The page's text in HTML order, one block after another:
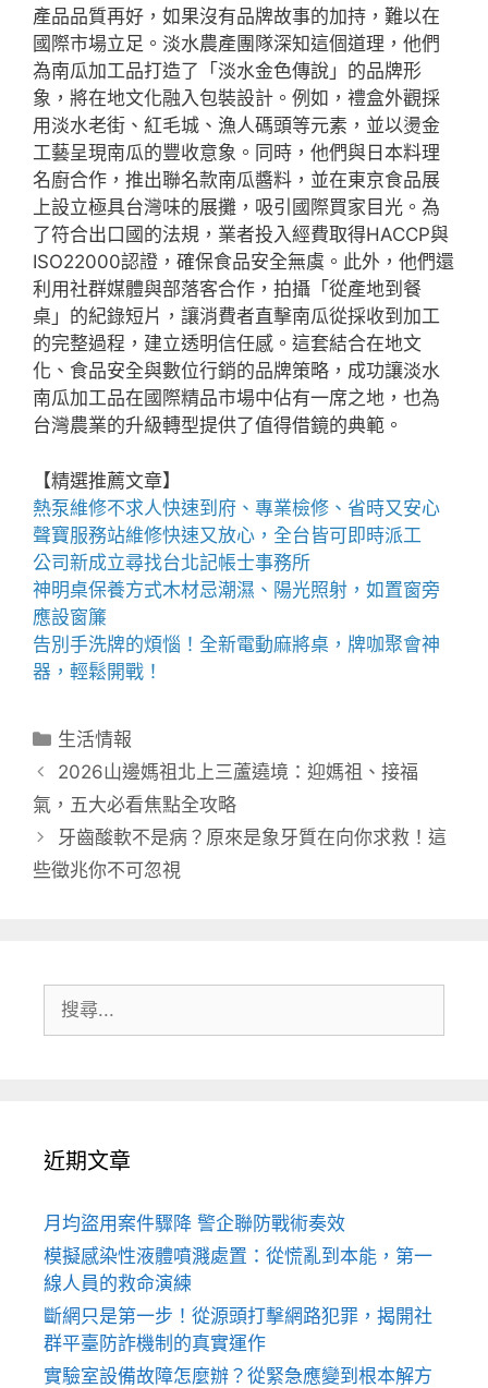
產品品質再好，如果沒有品牌故事的加持，難以在
國際市場立足。淡水農產團隊深知這個道理，他們
為南瓜加工品打造了「淡水金色傳說」的品牌形
象，將在地文化融入包裝設計。例如，禮盒外觀採
用淡水老街、紅毛城、漁人碼頭等元素，並以燙金
工藝呈現南瓜的豐收意象。同時，他們與日本料理
名廚合作，推出聯名款南瓜醬料，並在東京食品展
上設立極具台灣味的展攤，吸引國際買家目光。為
了符合出口國的法規，業者投入經費取得HACCP與
ISO22000認證，確保食品安全無虞。此外，他們還
利用社群媒體與部落客合作，拍攝「從產地到餐
桌」的紀錄短片，讓消費者直擊南瓜從採收到加工
的完整過程，建立透明信任感。這套結合在地文
化、食品安全與數位行銷的品牌策略，成功讓淡水
南瓜加工品在國際精品市場中佔有一席之地，也為
台灣農業的升級轉型提供了值得借鏡的典範。
【精選推薦文章】
熱泵維修不求人快速到府、專業檢修、省時又安心
聲寶服務站維修快速又放心，全台皆可即時派工
公司新成立尋找台北記帳士事務所
神明桌保養方式木材忌潮濕、陽光照射，如置窗旁
應設窗簾
告別手洗牌的煩惱！全新電動麻將桌 ，牌咖聚會神
器，輕鬆開戰！
分
類
生活情報
2026山邊媽祖北上三蘆遶境：迎媽祖、接福
氣，五大必看焦點全攻略
牙齒酸軟不是病？原來是象牙質在向你求救！這
些徵兆你不可忽視
尋:
近期文章
月均盜用案件驟降 警企聯防戰術奏效
模擬感染性液體噴濺處置：從慌亂到本能，第一
線人員的救命演練
斷網只是第一步！從源頭打擊網路犯罪，揭開社
群平臺防詐機制的真實運作
實驗室設備故障怎麼辦？從緊急應變到根本解方